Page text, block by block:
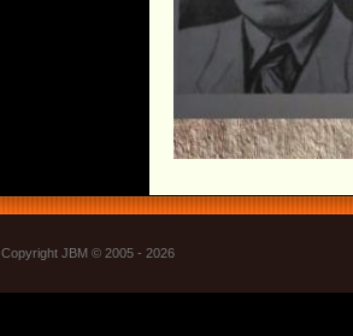
Copyright JBM © 2005 - 2026